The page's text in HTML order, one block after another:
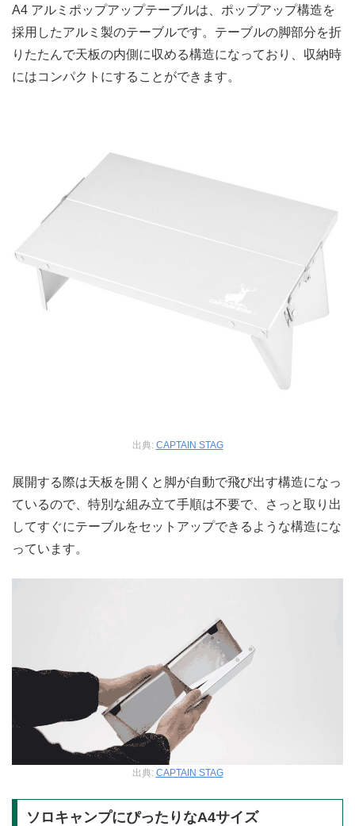
A4 アルミポップアップテーブルは、ポップアップ構造を
採用したアルミ製のテーブルです。テーブルの脚部分を折
りたたんで天板の内側に収める構造になっており、収納時
にはコンパクトにすることができます。
出典: CAPTAIN STAG
展開する際は天板を開くと脚が自動で飛び出す構造になっ
ているので、特別な組み立て手順は不要で、さっと取り出
してすぐにテーブルをセットアップできるような構造にな
っています。
出典: CAPTAIN STAG
ソロキャンプにぴったりなA4サイズ